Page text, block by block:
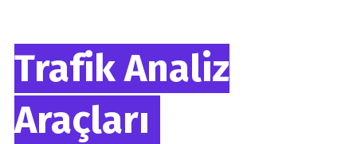
Trafik Analiz
Araçları